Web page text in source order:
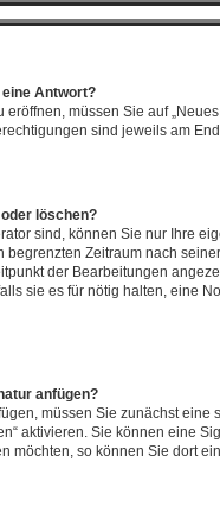
Antwort?
müssen Sie auf
sind jeweils am
löschen?
sind, können Sie nur Ihre
Zeitraum nach
der Bearbeitungen
sie es für nötig halten, eine
anfügen?
müssen Sie zunächst
aktivieren. Sie können eine
möchten, so können Sie dort